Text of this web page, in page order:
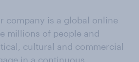
company is a global online
millions of people and
cultural and commercial
in a continuous